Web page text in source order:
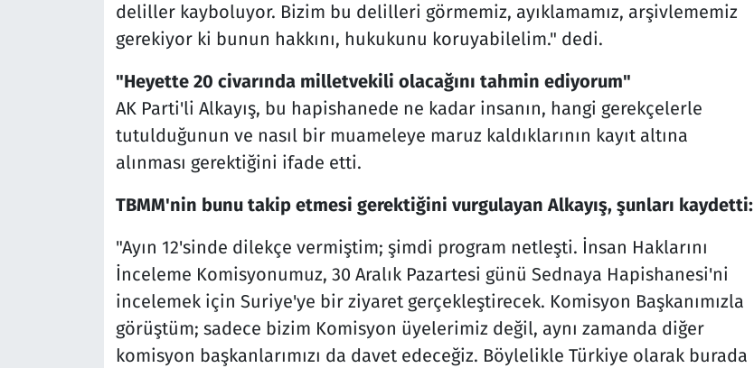
deliller kayboluyor. Bizim bu delilleri görmemiz, ayıklamamız, arşivlememiz
gerekiyor ki bunun hakkını, hukukunu koruyabilelim." dedi.
"Heyette 20 civarında milletvekili olacağını tahmin ediyorum"
AK Parti'li Alkayış, bu hapishanede ne kadar insanın, hangi gerekçelerle
tutulduğunun ve nasıl bir muameleye maruz kaldıklarının kayıt altına
alınması gerektiğini ifade etti.
TBMM'nin bunu takip etmesi gerektiğini vurgulayan Alkayış, şunları kaydetti:
"Ayın 12'sinde dilekçe vermiştim; şimdi program netleşti. İnsan Haklarını
İnceleme Komisyonumuz, 30 Aralık Pazartesi günü Sednaya Hapishanesi'ni
incelemek için Suriye'ye bir ziyaret gerçekleştirecek. Komisyon Başkanımızla
görüştüm; sadece bizim Komisyon üyelerimiz değil, aynı zamanda diğer
komisyon başkanlarımızı da davet edeceğiz. Böylelikle Türkiye olarak burada